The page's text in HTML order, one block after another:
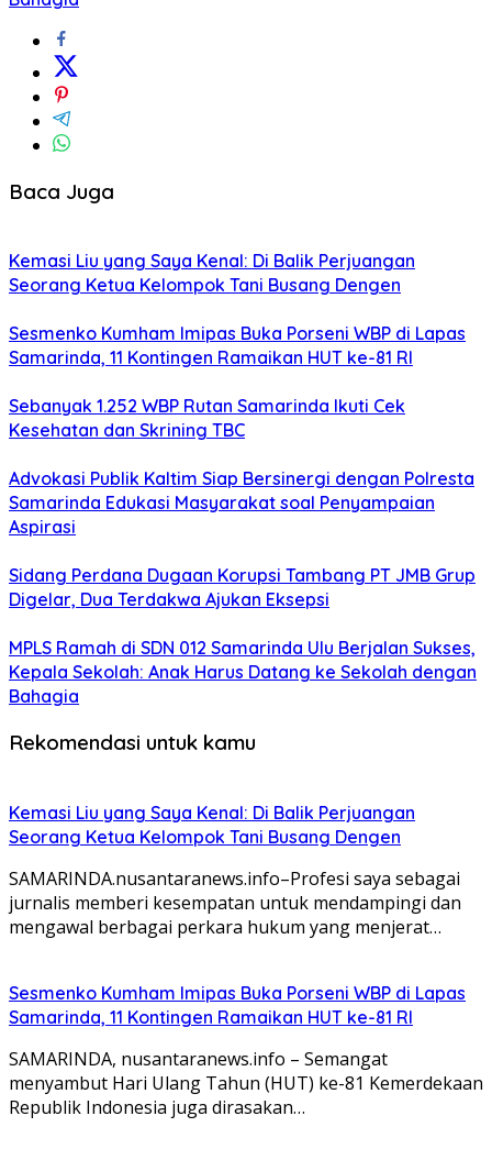
Baca Juga
Kemasi Liu yang Saya Kenal: Di Balik Perjuangan
Seorang Ketua Kelompok Tani Busang Dengen
Sesmenko Kumham Imipas Buka Porseni WBP di Lapas
Samarinda, 11 Kontingen Ramaikan HUT ke-81 RI
Sebanyak 1.252 WBP Rutan Samarinda Ikuti Cek
Kesehatan dan Skrining TBC
Advokasi Publik Kaltim Siap Bersinergi dengan Polresta
Samarinda Edukasi Masyarakat soal Penyampaian
Aspirasi
Sidang Perdana Dugaan Korupsi Tambang PT JMB Grup
Digelar, Dua Terdakwa Ajukan Eksepsi
MPLS Ramah di SDN 012 Samarinda Ulu Berjalan Sukses,
Kepala Sekolah: Anak Harus Datang ke Sekolah dengan
Bahagia
Rekomendasi untuk kamu
Kemasi Liu yang Saya Kenal: Di Balik Perjuangan
Seorang Ketua Kelompok Tani Busang Dengen
SAMARINDA.nusantaranews.info–Profesi saya sebagai
jurnalis memberi kesempatan untuk mendampingi dan
mengawal berbagai perkara hukum yang menjerat…
Sesmenko Kumham Imipas Buka Porseni WBP di Lapas
Samarinda, 11 Kontingen Ramaikan HUT ke-81 RI
SAMARINDA, nusantaranews.info – Semangat
menyambut Hari Ulang Tahun (HUT) ke-81 Kemerdekaan
Republik Indonesia juga dirasakan…